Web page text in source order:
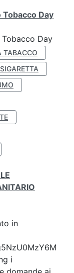
Day
Day
TABACCO
SIGARETTA
in
i